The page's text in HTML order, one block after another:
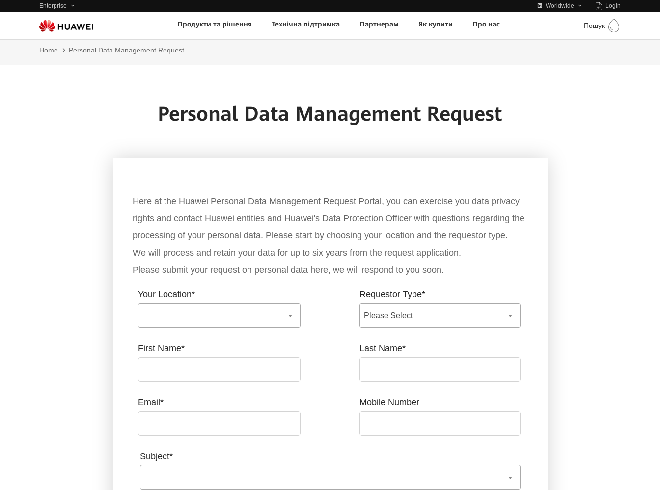
Enterprise Worldwide Login
Продукти та рішення Технічна підтримка Партнерам Як купити Про нас Пошук
Home Personal Data Management Request
Personal Data Management Request
Here at the Huawei Personal Data Management Request Portal, you can exercise you data privacy
rights and contact Huawei entities and Huawei's Data Protection Officer with questions regarding the
processing of your personal data. Please start by choosing your location and the requestor type.
We will process and retain your data for up to six years from the request application.
Please submit your request on personal data here, we will respond to you soon.
Your Location* Requestor Type*
Please Select
First Name* Last Name*
Email * Mobile Number
Subject*